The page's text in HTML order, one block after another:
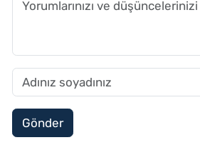
Gönder